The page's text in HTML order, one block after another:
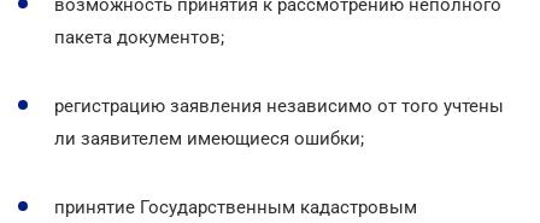
возможность принятия к рассмотрению неполного
пакета документов;
регистрацию заявления независимо от того учтены
ли заявителем имеющиеся ошибки;
принятие Государственным кадастровым